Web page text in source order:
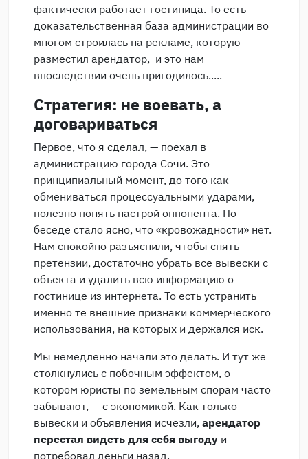
фактически работает гостиница. То есть
доказательственная база администрации во
многом строилась на рекламе, которую
разместил арендатор, и это нам
впоследствии очень пригодилось.....
Стратегия: не воевать, а
договариваться
Первое, что я сделал, — поехал в
администрацию города Сочи. Это
принципиальный момент, до того как
обмениваться процессуальными ударами,
полезно понять настрой оппонента. По
беседе стало ясно, что «кровожадности» нет.
Нам спокойно разъяснили, чтобы снять
претензии, достаточно убрать все вывески с
объекта и удалить всю информацию о
гостинице из интернета. То есть устранить
именно те внешние признаки коммерческого
использования, на которых и держался иск.
Мы немедленно начали это делать. И тут же
столкнулись с побочным эффектом, о
котором юристы по земельным спорам часто
забывают, — с экономикой. Как только
вывески и объявления исчезли, арендатор
перестал видеть для себя выгоду и
потребовал деньги назад.